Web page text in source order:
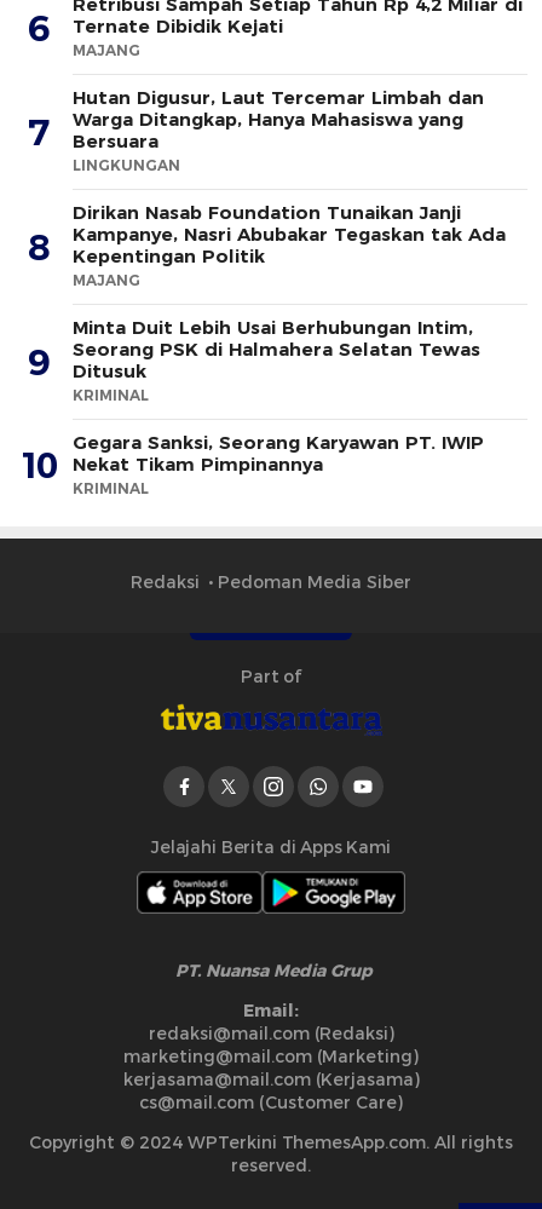
6
Ternate Dibidik Kejati
MAJANG
7
Hutan Digusur, Laut Tercemar Limbah dan
Warga Ditangkap, Hanya Mahasiswa yang
Bersuara
LINGKUNGAN
8
Dirikan Nasab Foundation Tunaikan Janji
Kampanye, Nasri Abubakar Tegaskan tak Ada
Kepentingan Politik
MAJANG
9
Minta Duit Lebih Usai Berhubungan Intim,
Seorang PSK di Halmahera Selatan Tewas
Ditusuk
KRIMINAL
10
Gegara Sanksi, Seorang Karyawan PT. IWIP
Nekat Tikam Pimpinannya
KRIMINAL
Redaksi Pedoman Media Siber
Part of
Jelajahi Berita di Apps Kami
PT. Nuansa Media Grup
Email:
redaksi@mail.com (Redaksi)
marketing@mail.com (Marketing)
kerjasama@mail.com (Kerjasama)
cs@mail.com (Customer Care)
Copyright © 2024 WPTerkini ThemesApp.com. All rights
reserved.